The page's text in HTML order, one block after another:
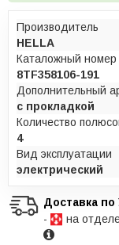
Производитель
HELLA
Каталожный номер
8TF358106-191
Дополнительный
с прокладкой
Количество
4
Вид эксплуатации
электрический
Доставка по
-
на